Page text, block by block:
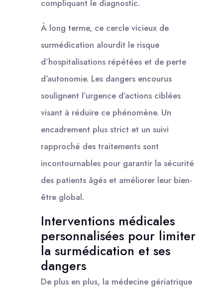
compliquant le diagnostic.
À long terme, ce cercle vicieux de
surmédication alourdit le risque
d’hospitalisations répétées et de perte
d’autonomie. Les dangers encourus
soulignent l’urgence d’actions ciblées
visant à réduire ce phénomène. Un
encadrement plus strict et un suivi
rapproché des traitements sont
incontournables pour garantir la sécurité
des patients âgés et améliorer leur bien-
être global.
Interventions médicales
personnalisées pour limiter
la surmédication et ses
dangers
De plus en plus, la médecine gériatrique